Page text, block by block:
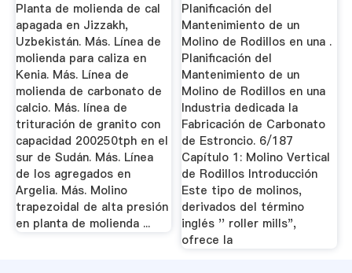
Planta de molienda de cal
apagada en Jizzakh,
Uzbekistán. Más. Línea de
molienda para caliza en
Kenia. Más. Línea de
molienda de carbonato de
calcio. Más. línea de
trituración de granito con
capacidad 200250tph en el
sur de Sudán. Más. Línea
de los agregados en
Argelia. Más. Molino
trapezoidal de alta presión
en planta de molienda ...
Planificación del
Mantenimiento de un
Molino de Rodillos en una .
Planificación del
Mantenimiento de un
Molino de Rodillos en una
Industria dedicada la
Fabricación de Carbonato
de Estroncio. 6/187
Capítulo 1: Molino Vertical
de Rodillos Introducción
Este tipo de molinos,
derivados del término
inglés '' roller mills",
ofrece la